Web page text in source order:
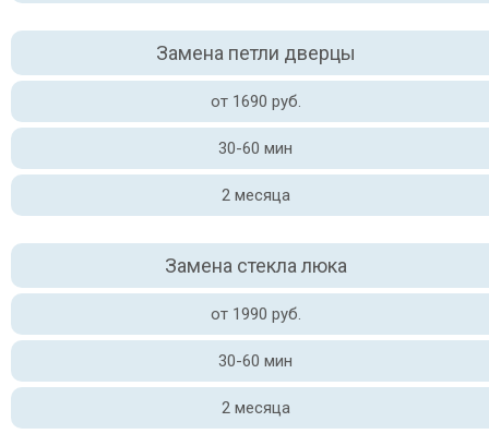
Замена петли дверцы
от 1690 руб.
30-60 мин
2 месяца
Замена стекла люка
от 1990 руб.
30-60 мин
2 месяца